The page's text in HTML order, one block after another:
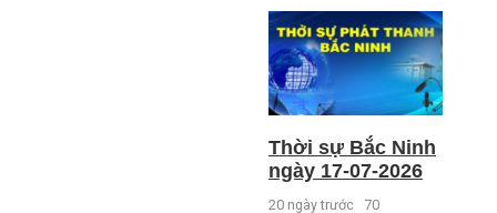
Thời sự Bắc Ninh
ngày 17-07-2026
20 ngày trước 70